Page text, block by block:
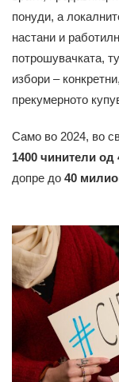
понуди, а
настани и
потрошувачката,
избори –
прекумерното
Само во 2024, во
1400 чинители од
допре до 40